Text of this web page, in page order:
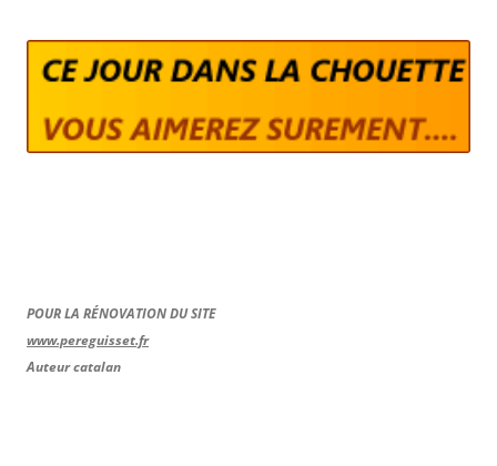
POUR LA RÉNOVATION DU SITE
www.pereguisset.fr
Auteur catalan